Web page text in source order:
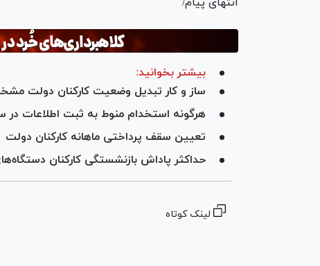
بیشتر بخوانید:
ساز و کار تبدیل وضعیت کارکنان دولت
هرگونه استخدام منوط به ثبت اطلاعات در
تعیین سقف پرداختی ماهانه کارکنان دولت
حداکثر پاداش بازنشستگی کارکنان دستگاه‌های اجرایی و
لینک کوتاه